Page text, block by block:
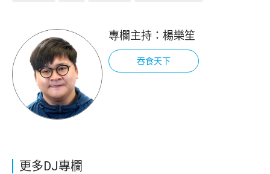
專欄主持： 楊樂笙
吞食天下
更多DJ專欄